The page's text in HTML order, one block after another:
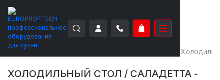
EUROPROFTECH
ХОЛОДИЛЬНЫЙ СТОЛ / САЛАДЕТТА -